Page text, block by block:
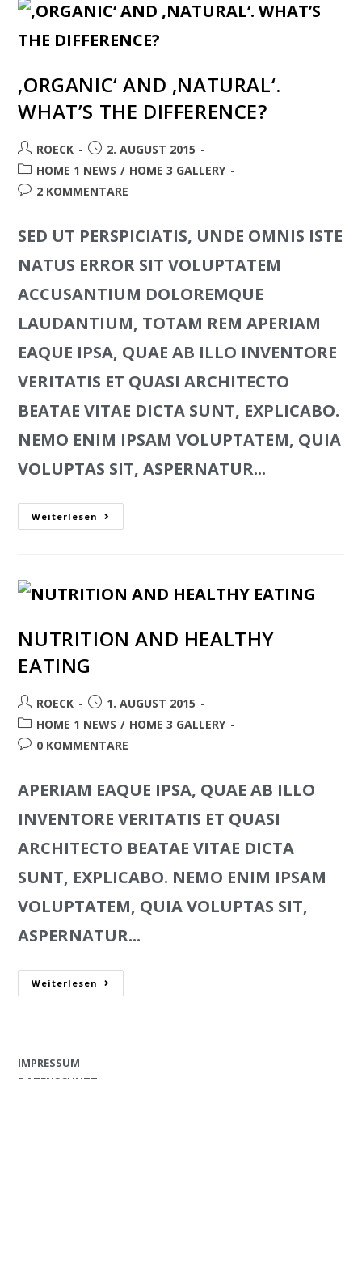
‚ORGANIC‘ AND ‚NATURAL‘.
WHAT’S THE DIFFERENCE?
ROECK
2. AUGUST 2015
HOME 1 NEWS / HOME 3 GALLERY
2 KOMMENTARE
SED UT PERSPICIATIS, UNDE OMNIS ISTE
NATUS ERROR SIT VOLUPTATEM
ACCUSANTIUM DOLOREMQUE
LAUDANTIUM, TOTAM REM APERIAM
EAQUE IPSA, QUAE AB ILLO INVENTORE
VERITATIS ET QUASI ARCHITECTO
BEATAE VITAE DICTA SUNT, EXPLICABO.
NEMO ENIM IPSAM VOLUPTATEM, QUIA
VOLUPTAS SIT, ASPERNATUR...
Weiterlesen
NUTRITION AND HEALTHY
EATING
ROECK
1. AUGUST 2015
HOME 1 NEWS / HOME 3 GALLERY
0 KOMMENTARE
APERIAM EAQUE IPSA, QUAE AB ILLO
INVENTORE VERITATIS ET QUASI
ARCHITECTO BEATAE VITAE DICTA
SUNT, EXPLICABO. NEMO ENIM IPSAM
VOLUPTATEM, QUIA VOLUPTAS SIT,
ASPERNATUR...
Weiterlesen
IMPRESSUM
DATENSCHUTZ